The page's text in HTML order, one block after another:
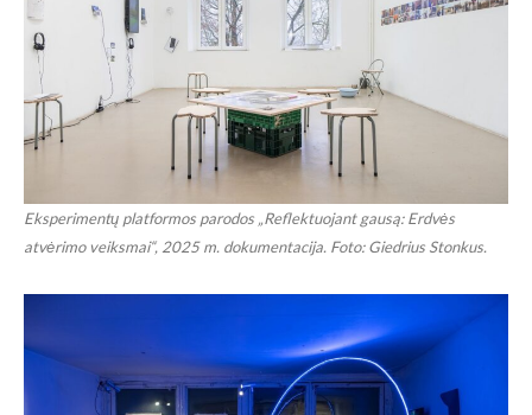
Eksperimentų platformos parodos „Reflektuojant gausą: Erdvės
atvėrimo veiksmai“, 2025 m. dokumentacija. Foto: Giedrius Stonkus.